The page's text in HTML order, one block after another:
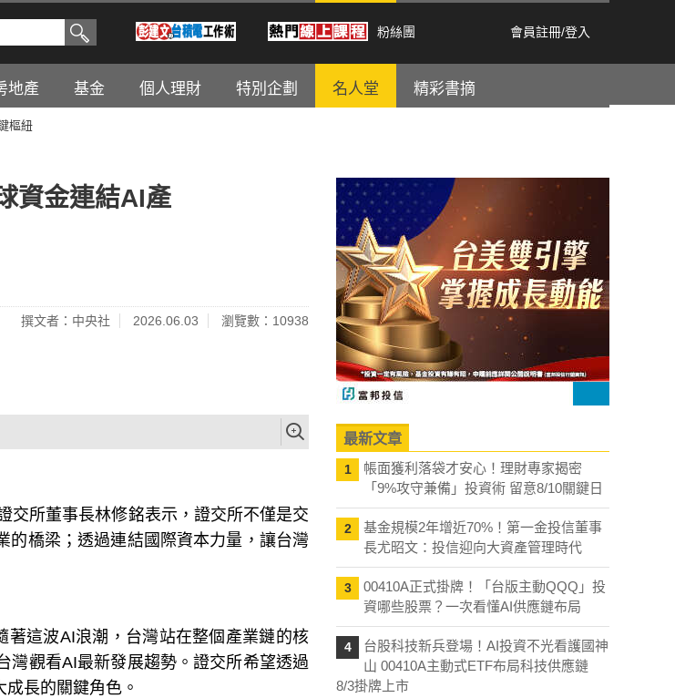
粉絲團 會員註冊/登入
地產 基金 個人理財 特別企劃 名人堂 精彩書摘
樞紐
資金連結AI產
撰文者：中央社 2026.06.03 瀏覽數：10938
交所董事長林修銘表示，證交所不僅是交
的橋梁；透過連結國際資本力量，讓台灣
這波AI浪潮，台灣站在整個產業鏈的核
灣觀看AI最新發展趨勢。證交所希望透過
長的關鍵角色。
最新文章
1
帳面獲利落袋才安心！理財專家揭密
「9%攻守兼備」投資術 留意8/10關鍵日
2
基金規模2年增近70%！第一金投信董事
長尤昭文：投信迎向大資產管理時代
3
00410A正式掛牌！「台版主動QQQ」投
資哪些股票？一次看懂AI供應鏈布局
4
台股科技新兵登場！AI投資不光看護國神
山 00410A主動式ETF布局科技供應鏈
8/3掛牌上市